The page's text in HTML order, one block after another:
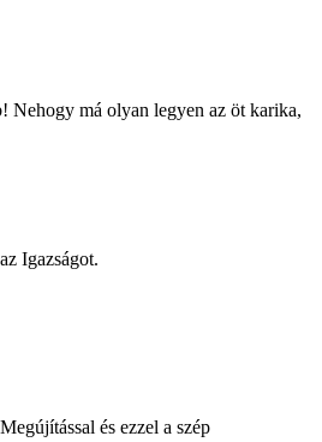
Nehogy má olyan legyen az öt karika,
Igazságot.
és ezzel a szép